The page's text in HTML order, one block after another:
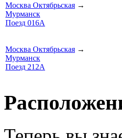
Москва Октябрьская →
Мурманск
Поезд 016А
Москва Октябрьская →
Мурманск
Поезд 212А